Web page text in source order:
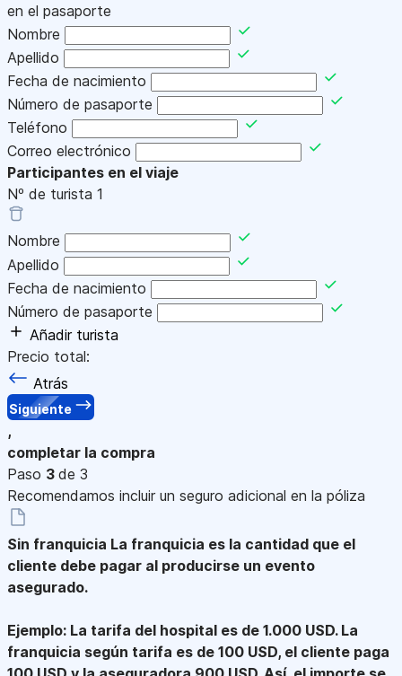
en el pasaporte
Nombre
Apellido
Fecha de nacimiento
Número de pasaporte
Teléfono
Correo electrónico
Participantes en el viaje
Nº de turista 1
Nombre
Apellido
Fecha de nacimiento
Número de pasaporte
Añadir turista
Precio total:
Atrás
Siguiente
,
completar la compra
Paso 3 de 3
Recomendamos incluir un seguro adicional en la póliza
Sin franquicia La franquicia es la cantidad que el
cliente debe pagar al producirse un evento
asegurado.
Ejemplo: La tarifa del hospital es de 1.000 USD. La
franquicia según tarifa es de 100 USD, el cliente paga